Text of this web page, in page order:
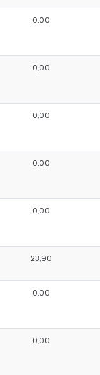
0,00
0,00
0,00
0,00
0,00
23,90
0,00
0,00